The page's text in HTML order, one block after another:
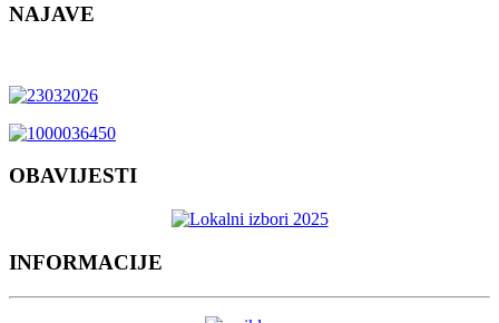
NAJAVE
OBAVIJESTI
INFORMACIJE